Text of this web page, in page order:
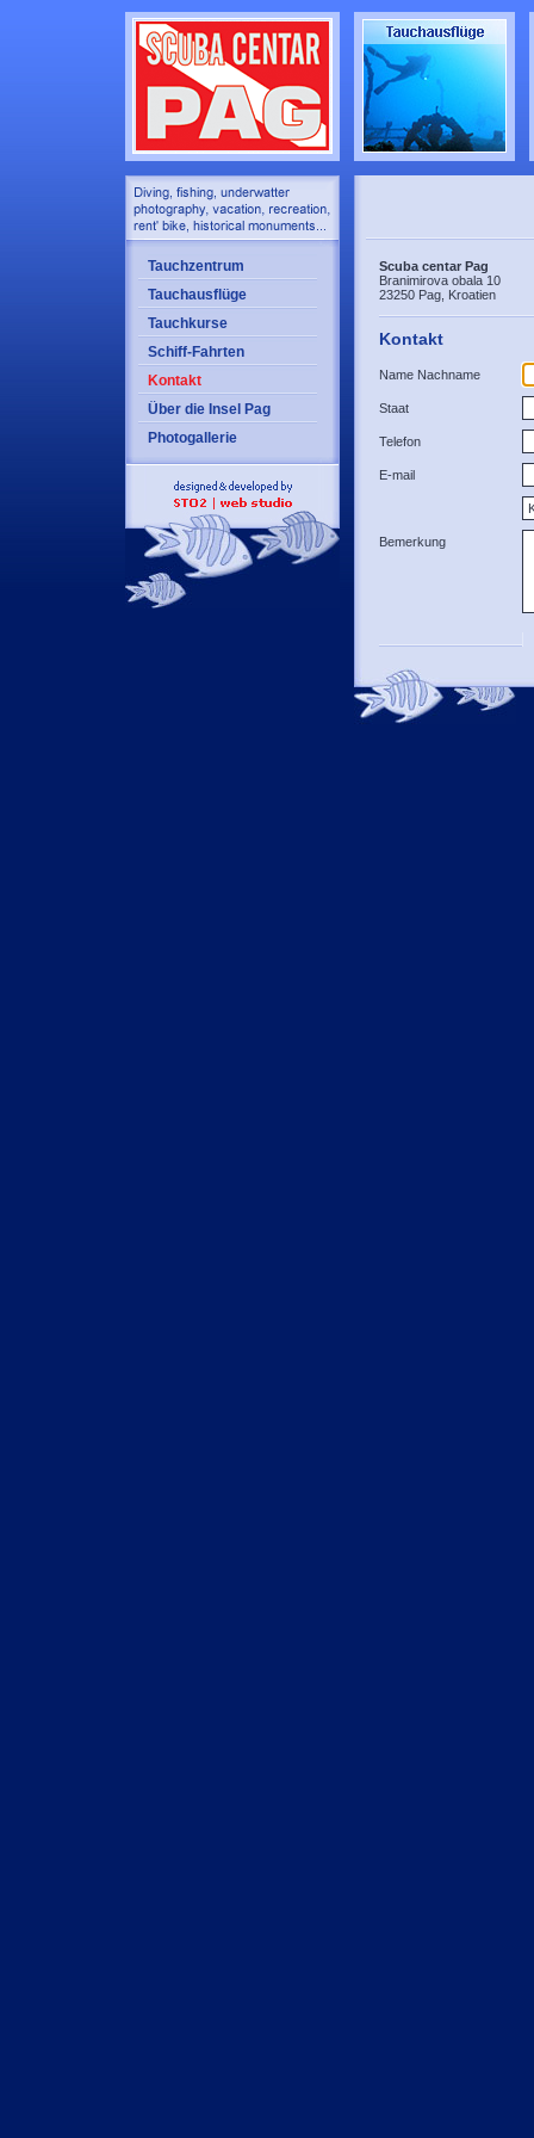
Tauchzentrum
Tauchausflüge
Tauchkurse
Schiff-Fahrten
Kontakt
Über die Insel Pag
Photogallerie
Scuba centar Pag
Branimirova obala 10
23250 Pag, Kroatien
Kontakt
Name Nachname
Staat
Telefon
E-mail
Bemerkung